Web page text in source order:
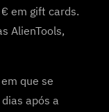
em gift cards.
AlienTools,
que se
após a